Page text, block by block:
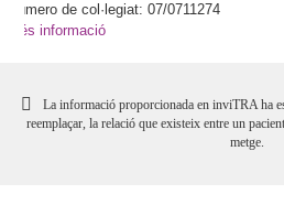
Número de col·legiat: 07/0711274
Més informació
La informació proporcionada en inviTRA ha
reemplaçar, la relació que existeix entre un
metge.